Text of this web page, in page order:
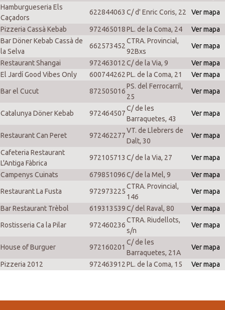
Hamburgueseria Els
Caçadors
622844063 C/ d' Enric Coris, 22 Ver mapa
Pizzeria Cassà Kebab 972465018PL. de la Coma, 24
Ver mapa
Bar Döner Kebab Cassà de
la Selva
662573452
CTRA. Provincial,
92Bxs
Ver mapa
Restaurant Shangai 972463012C/ de la Via, 9
Ver mapa
El Jardí Good Vibes Only
600744262PL. de la Coma, 21 Ver mapa
Bar el Cucut 872505016
PS. del Ferrocarril,
25
Ver mapa
Catalunya Döner Kebab 972464507
C/ de les
Barraquetes, 43
Ver mapa
Restaurant Can Peret 972462277
VT. de Llebrers de
Dalt, 30
Ver mapa
Cafeteria Restaurant
L'Antiga Fàbrica
972105713 C/ de la Via, 27 Ver mapa
Campenys Cuinats 679851096C/ de la Mel, 9 Ver mapa
Restaurant La Fusta 972973225
CTRA. Provincial,
146
Ver mapa
Bar Restaurant Trèbol 619313539C/ del Raval, 80 Ver mapa
Rostisseria Ca la Pilar 972460236
CTRA. Riudellots,
s/n
Ver mapa
House of Burguer 972160201
C/ de les
Barraquetes, 21A
Ver mapa
Pizzeria 2012 972463912PL. de la Coma, 15 Ver mapa